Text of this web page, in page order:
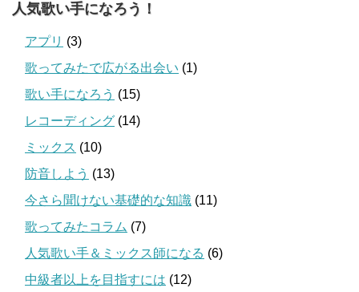
人気歌い手になろう！
アプリ (3)
歌ってみたで広がる出会い (1)
歌い手になろう (15)
レコーディング (14)
ミックス (10)
防音しよう (13)
今さら聞けない基礎的な知識 (11)
歌ってみたコラム (7)
人気歌い手＆ミックス師になる (6)
中級者以上を目指すには (12)